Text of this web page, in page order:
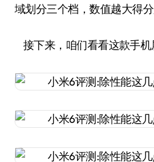
域划分三个档，数值越大得分
接下来，咱们看看这款手机